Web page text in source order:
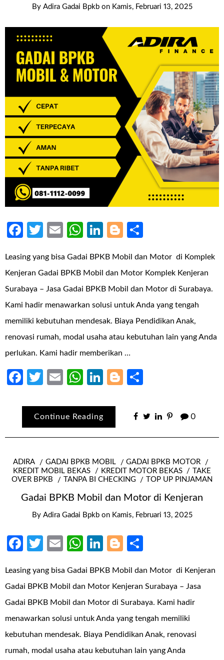
By Adira Gadai Bpkb on Kamis, Februari 13, 2025
Facebook
Twitter
EmailWhatsApp
LinkedIn
Blogger
Leasing yang bisa Gadai BPKB Mobil dan Motor di Komplek
Kenjeran Gadai BPKB Mobil dan Motor Komplek Kenjeran
Surabaya – Jasa Gadai BPKB Mobil dan Motor di Surabaya.
Kami hadir menawarkan solusi untuk Anda yang tengah
memiliki kebutuhan mendesak. Biaya Pendidikan Anak,
renovasi rumah, modal usaha atau kebutuhan lain yang Anda
perlukan. Kami hadir memberikan …
Facebook
Twitter
EmailWhatsApp
LinkedIn
Blogger
Continue Reading 0
ADIRA GADAI BPKB MOBIL
GADAI BPKB MOTOR
KREDIT MOBIL BEKAS
KREDIT MOTOR BEKAS
TAKE
OVER BPKB
TANPA BI CHECKING TOP UP PINJAMAN
Gadai BPKB Mobil dan Motor di Kenjeran
By Adira Gadai Bpkb on Kamis, Februari 13, 2025
Facebook
Twitter
EmailWhatsApp
LinkedIn
Blogger
Leasing yang bisa Gadai BPKB Mobil dan Motor di Kenjeran
Gadai BPKB Mobil dan Motor Kenjeran Surabaya – Jasa
Gadai BPKB Mobil dan Motor di Surabaya. Kami hadir
menawarkan solusi untuk Anda yang tengah memiliki
kebutuhan mendesak. Biaya Pendidikan Anak, renovasi
rumah, modal usaha atau kebutuhan lain yang Anda